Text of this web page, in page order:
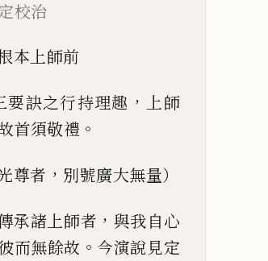
校治
本上師前
要訣之行持理趣 ，
上師
首須敬禮 。
尊者 ， 別號廣大無量）
承諸上師者 ， 與我自心
而無餘故 。 今演說見定